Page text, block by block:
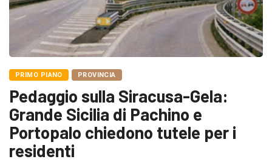
PRIMO PIANO PROVINCIA
Pedaggio sulla Siracusa-Gela:
Grande Sicilia di Pachino e
Portopalo chiedono tutele per i
residenti